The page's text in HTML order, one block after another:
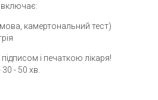
включає:
камертональний тест)
і печаткою лікаря!
- 50 хв.